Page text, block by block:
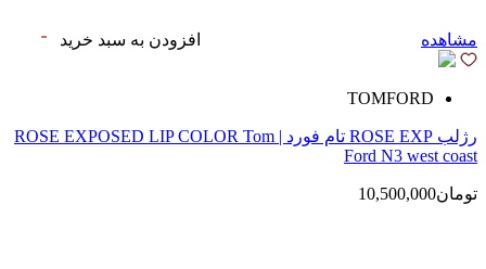
مشاهده افزودن به سبد خرید
TOMFORD
رژلب ROSE EXP تام فورد | ROSE EXPOSED LIP COLOR Tom
Ford N3 west coast
تومان10,500,000